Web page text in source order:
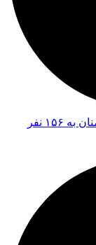
براری: تعداد نامزدهای انتخابات استان سمنان به ۱۵۶ نفر